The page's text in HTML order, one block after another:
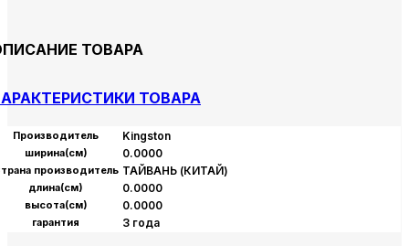
ТОВАРА
ТОВАРА
Производитель Kingston
ширина(см) 0.0000
производитель ТАЙВАНЬ (КИТАЙ)
длина(см) 0.0000
высота(см) 0.0000
гарантия 3 года